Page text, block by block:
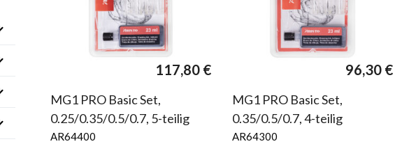
117,80 €
MG1 PRO Basic Set,
0.25/0.35/0.5/0.7, 5-teilig
AR64400
96,30 €
MG1 PRO Basic Set,
0.35/0.5/0.7, 4-teilig
AR64300